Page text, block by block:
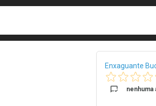
Enxaguante
nenhuma